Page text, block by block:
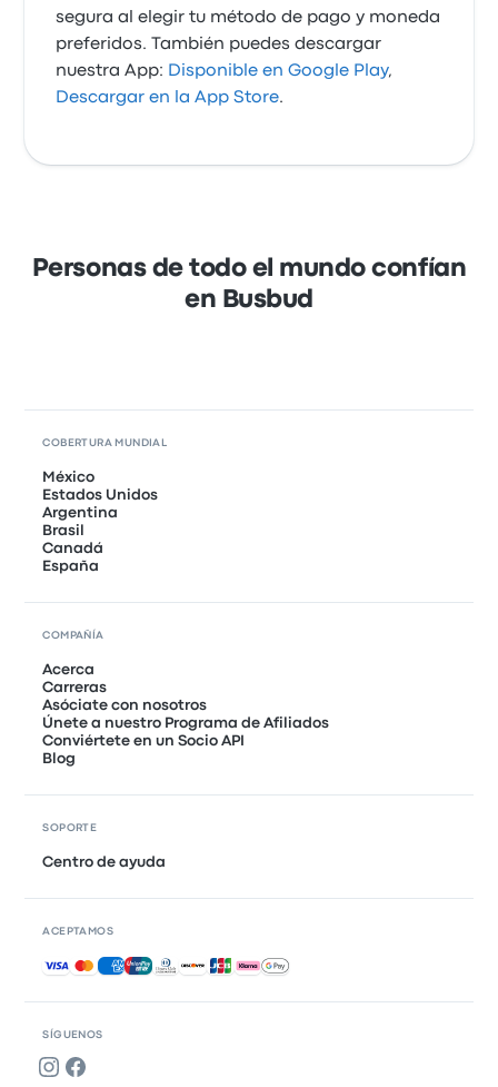
segura al elegir tu método de pago y moneda
preferidos. También puedes descargar
nuestra App: Disponible en Google Play,
Descargar en la App Store.
Personas de todo el mundo confían
en Busbud
SÍGUENOS
COBERTURA MUNDIAL
México
Estados Unidos
Argentina
Brasil
Canadá
España
COMPAÑÍA
Acerca
Carreras
Asóciate con nosotros
Únete a nuestro Programa de Afiliados
Conviértete en un Socio API
Blog
SOPORTE
Centro de ayuda
ACEPTAMOS
Pagos aceptados